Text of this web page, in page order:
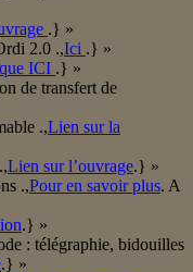
.} »
2.0 .,Ici .} »
ICI .} »
de transfert de
.,Lien sur la
Lien sur l’ouvrage.} »
.,Pour en savoir plus. A
.} »
: télégraphie, bidouilles
.} »